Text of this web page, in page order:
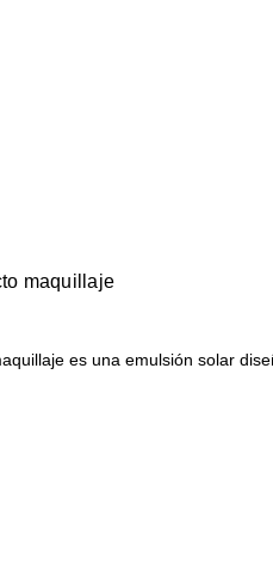
maquillaje
es una emulsión solar